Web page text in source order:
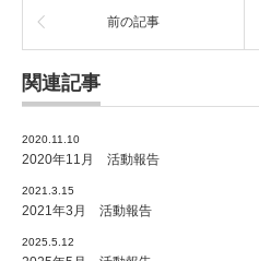
前の記事
関連記事
2020.11.10
2020年11月 活動報告
2021.3.15
2021年3月 活動報告
2025.5.12